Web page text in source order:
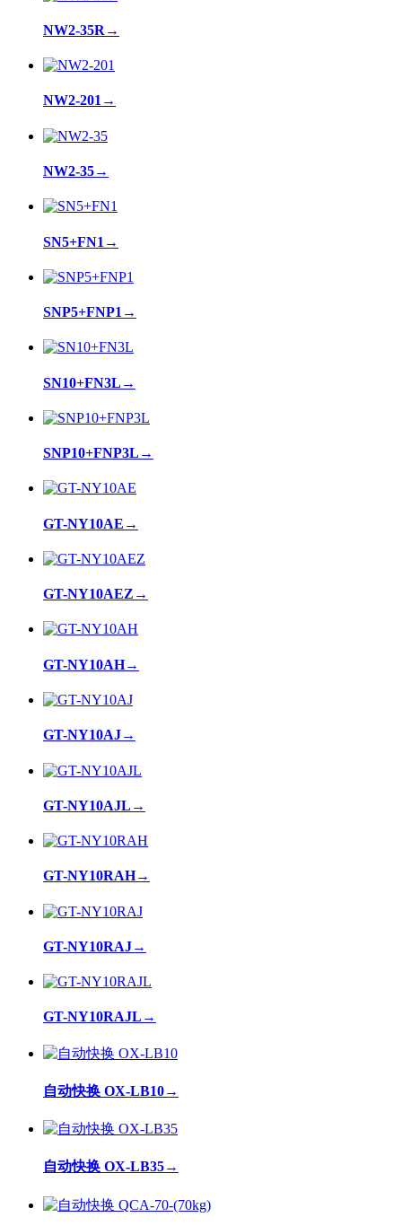
NW2-35R →
NW2-201→
NW2-35→
SN5+FN1 →
SNP5+FNP1 →
SN10+FN3L →
SNP10+FNP3L →
GT-NY10AE →
GT-NY10AEZ →
GT-NY10AH→
GT-NY10AJ→
GT-NY10AJL →
GT-NY10RAH→
GT-NY10RAJ→
GT-NY10RAJL →
自动快换 OX-LB10→
自动快换 OX-LB35→